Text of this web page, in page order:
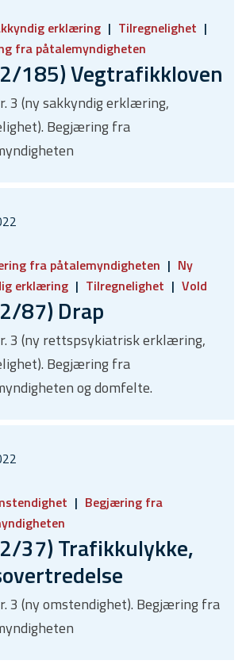
erklæring
Tilregnelighet
fra påtalemyndigheten
185) Vegtrafikkloven
3 (ny sakkyndig erklæring,
Begjæring fra
fra påtalemyndigheten
Ny
erklæring
Tilregnelighet Vold
87) Drap
3 (ny rettspsykiatrisk erklæring,
Begjæring fra
og domfelte.
Begjæring fra
37) Trafikkulykke,
3 (ny omstendighet). Begjæring fra